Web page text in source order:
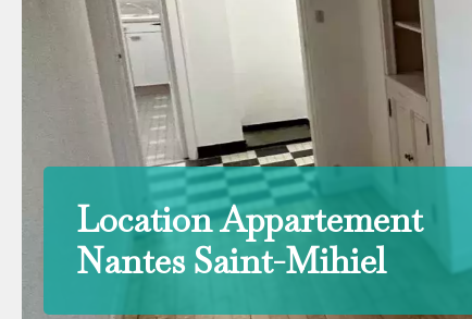
Location Appartement
Nantes Saint-Mihiel